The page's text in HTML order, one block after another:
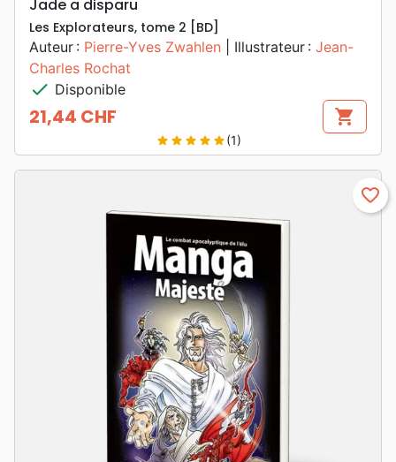
Jade a disparu
Les Explorateurs, tome 2 [BD]
Auteur : Pierre-Yves Zwahlen | Illustrateur : Jean-
Charles Rochat
check Disponible
Prix
21,44 CHF shopping_cart
star star star star star(1)
favorite_border